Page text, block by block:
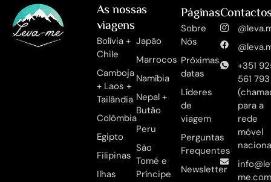
As nossas
viagens
Bolívia +
Chile
Camboja
+ Laos +
Tailândia
Colômbia
Egipto
Filipinas
Ilhas
Japão
Marrocos
Namíbia
Nepal +
Butão
Peru
São
Tomé e
Príncipe
Páginas
Sobre
Nós
Próximas
datas
Líderes
de
viagem
Perguntas
Frequentes
Newsletter
+351
561 793
para a
rede
móvel